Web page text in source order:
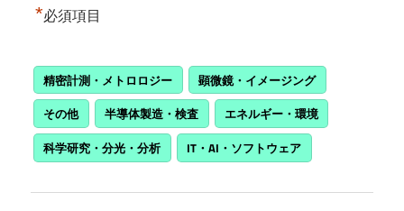
*必須項目
精密計測・メトロロジー
顕微鏡・イメージング
その他
半導体製造・検査
エネルギー・環境
科学研究・分光・分析
IT・AI・ソフトウェア